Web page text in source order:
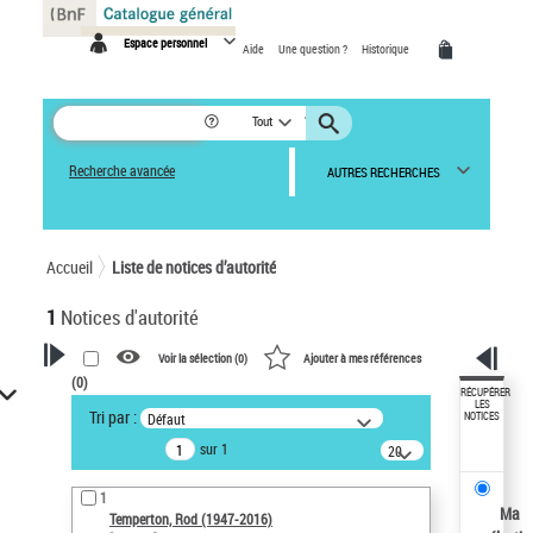
Espace personnel Aide Une question ? Historique
Tout
Recherche avancée AUTRES RECHERCHES
Accueil Liste de notices d’autorité
1 Notices d'autorité
VOTRE RECHERCHE
Recherche avancée dans les
notices d’autorité
Œuvres liées à l'auteur :
Temperton, Rod (1947-2016)
Voir la sélection (0) Ajouter à mes références
(0)
Tri par : Défaut
sur 1
20
résultats/page
1
Temperton, Rod (1947-2016)
RÉCUPÉRER
LES
NOTICES
Ma
Panneau de gestion des cookies